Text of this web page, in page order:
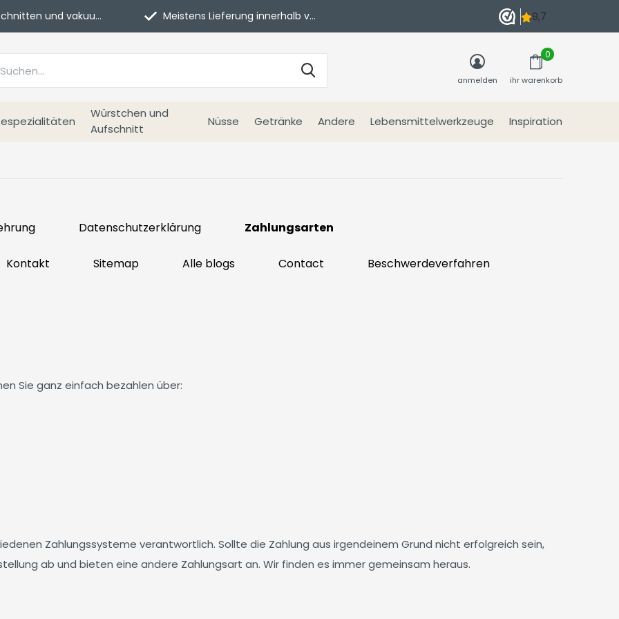
Würstchen und
Aufschnitt
Nüsse Getränke Andere Lebensmittelwerkzeuge Inspiration
anmelden ihr warenkorb
0
und vakuumverpackt. Meistens Lieferung innerhalb von 3 Tagen
Datenschutzerklärung Zahlungsarten
Kontakt Sitemap Alle blogs Contact Beschwerdeverfahren
Sie ganz einfach bezahlen über:
Zahlungssysteme verantwortlich. Sollte die Zahlung aus irgendeinem Grund nicht erfolgreich sein,
ab und bieten eine andere Zahlungsart an. Wir finden es immer gemeinsam heraus.